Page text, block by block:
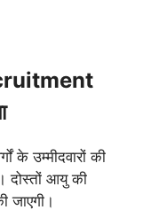
के उम्मीदवारों की
दोस्तों आयु की